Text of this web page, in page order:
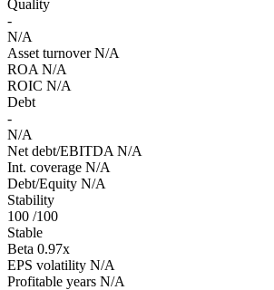
Quality
-
N/A
Asset turnover N/A
ROA N/A
ROIC N/A
Debt
-
N/A
Net debt/EBITDA N/A
Int. coverage N/A
Debt/Equity N/A
Stability
100 /100
Stable
Beta 0.97x
EPS volatility N/A
Profitable years N/A